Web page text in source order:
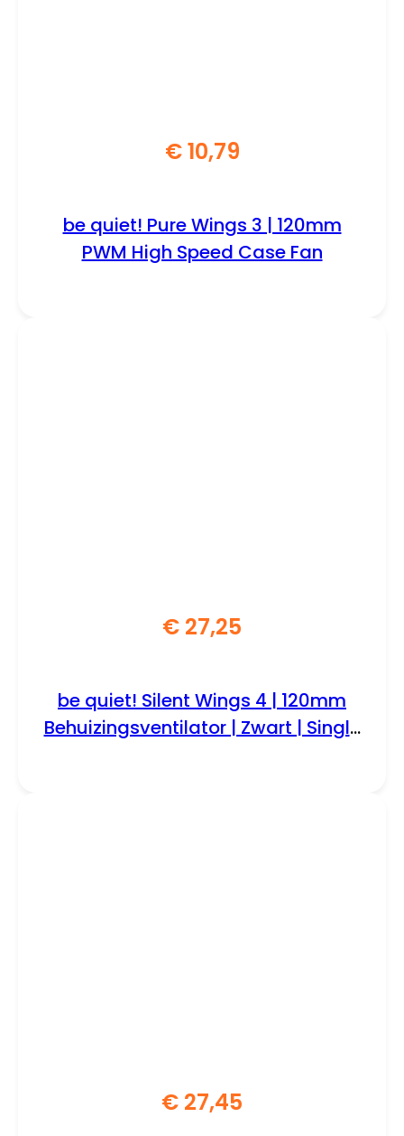
€10,79
be quiet! Pure Wings 3 | 120mm
PWM High Speed Case Fan
€ 27,25
be quiet! Silent Wings 4 | 120mm
Behuizingsventilator | Zwart | Single
€ 27,45